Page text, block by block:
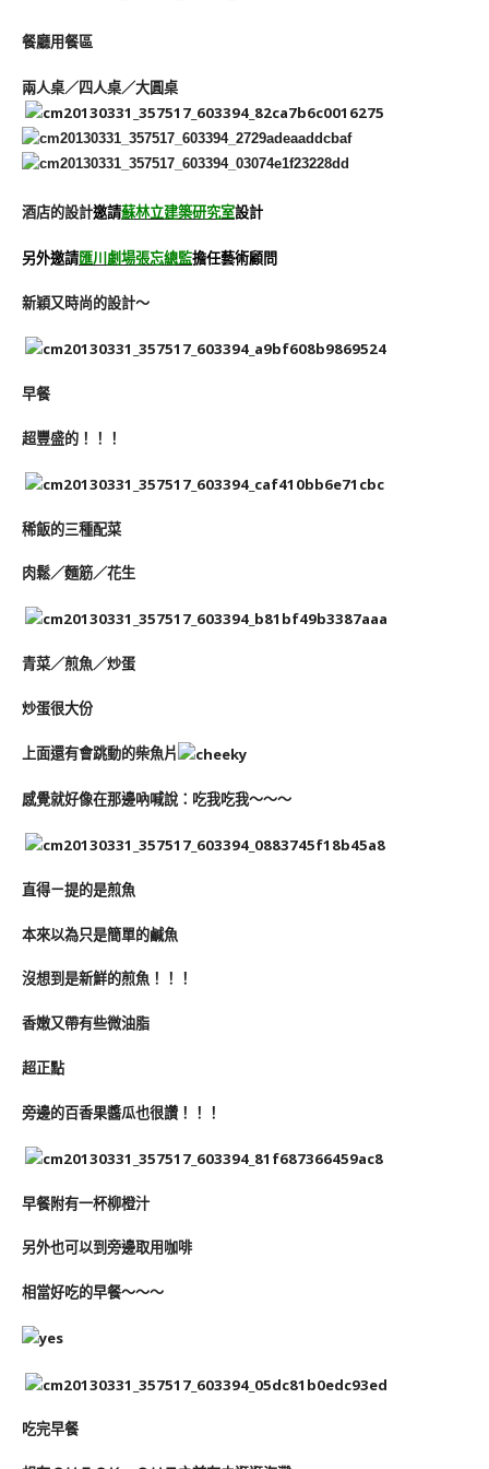
餐廳用餐區
兩人桌／四人桌／大圓桌
酒店的設計邀請蘇林立建築研究室設計
另外邀請匯川劇場張忘總監擔任藝術顧問
新穎又時尚的設計～
早餐
超豐盛的！！！
稀飯的三種配菜
肉鬆／麵筋／花生
青菜／煎魚／炒蛋
炒蛋很大份
上面還有會跳動的柴魚片
感覺就好像在那邊吶喊說：吃我吃我～～～
直得ㄧ提的是煎魚
本來以為只是簡單的鹹魚
沒想到是新鮮的煎魚！！！
香嫩又帶有些微油脂
超正點
旁邊的百香果醬瓜也很讚！！！
早餐附有一杯柳橙汁
另外也可以到旁邊取用咖啡
相當好吃的早餐～～～
吃完早餐